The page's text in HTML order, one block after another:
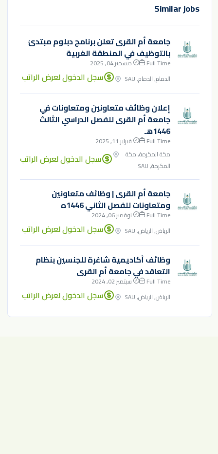
Similar jobs
جامعة أم القرى تعلن برنامج دبلوم مبتدئ
بالتوظيف في المنطقة الغربية
Full Time
ديسمبر 04, 2025
الدمام, الدمام, SAU
سجل الدخول لعرض الراتب
إعلان وظائف متعاونين ومتعاونات في
جامعة أم القرى للفصل الدراسي الثالث
1446هـ
Full Time
فبراير 11, 2025
مكة المكرمة, مكة
المكرمة, SAU
سجل الدخول لعرض الراتب
جامعة أم القرى | وظائف متعاونين
ومتعاونات للفصل الثاني 1446ه
Full Time
نوفمبر 06, 2024
الرياض, الرياض, SAU
سجل الدخول لعرض الراتب
وظائف أكاديمية شاغرة للجنسين بنظام
التعاقد في جامعة أم القرى
Full Time
سبتمبر 02, 2024
الرياض, الرياض, SAU
سجل الدخول لعرض الراتب